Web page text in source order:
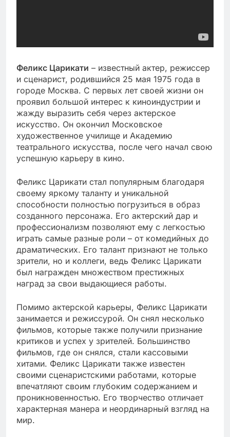
Феликс Царикати – известный актер, режиссер
и сценарист, родившийся 25 мая 1975 года в
городе Москва. С первых лет своей жизни он
проявил большой интерес к киноиндустрии и
жажду выразить себя через актерское
искусство. Он окончил Московское
художественное училище и Академию
театрального искусства, после чего начал свою
успешную карьеру в кино.
Феликс Царикати стал популярным благодаря
своему яркому таланту и уникальной
способности полностью погрузиться в образ
созданного персонажа. Его актерский дар и
профессионализм позволяют ему с легкостью
играть самые разные роли – от комедийных до
драматических. Его талант признают не только
зрители, но и коллеги, ведь Феликс Царикати
был награжден множеством престижных
наград за свои выдающиеся работы.
Помимо актерской карьеры, Феликс Царикати
занимается и режиссурой. Он снял несколько
фильмов, которые также получили признание
критиков и успех у зрителей. Большинство
фильмов, где он снялся, стали кассовыми
хитами. Феликс Царикати также известен
своими сценаристскими работами, которые
впечатляют своим глубоким содержанием и
проникновенностью. Его творчество отличает
характерная манера и неординарный взгляд на
мир.